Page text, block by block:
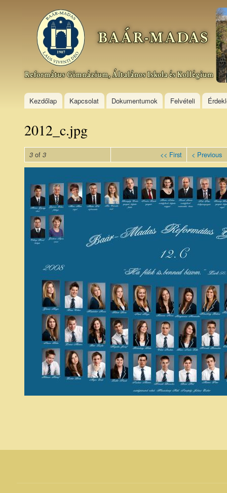
Baár–
Madas
Református
Gimnázium,
Általános
Kollégium
Kezdőlap Kapcsolat Dokumentumok Felvételi
2012_c.jpg
3 of 3 << First < Previous
2012_c.jpg